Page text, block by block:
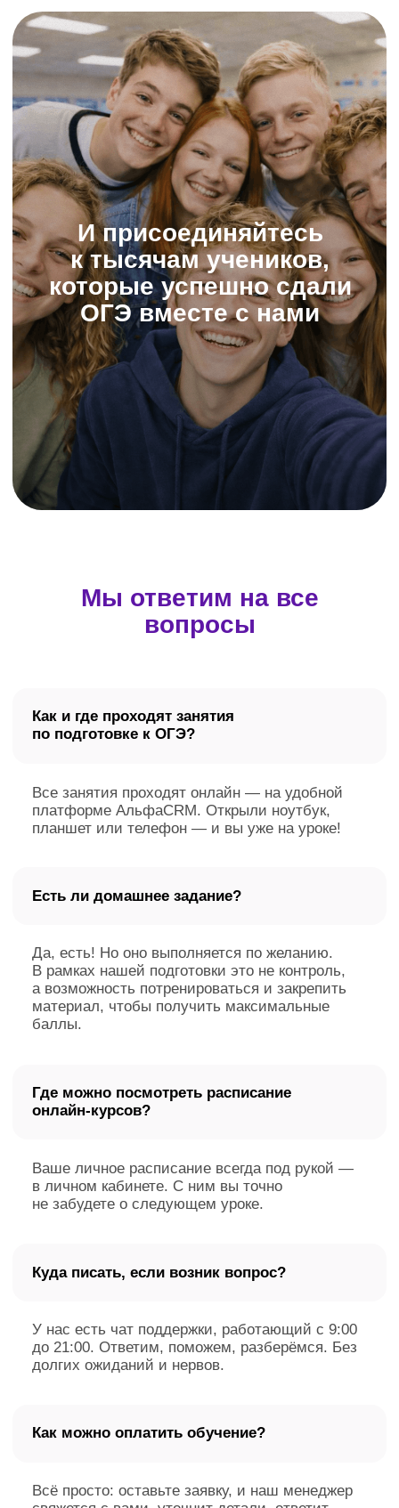
© ИнтернетУрок, 2009−2025
© ООО «ИНТЕРДА» ИНН 7 715
706 679, 2014−2025
Интерактивная платформа «Домашняя Школа
„ИнтернетУрок“» внесена в реестр российских программ для
электронных вычислительных машин и баз данных(запись №
14 133 от 01.07.2022 г.)
Для повышения удобства работы с сайтом мы используем
файлы cookie и веб-аналитику. Оставаясь на сайте,
вы соглашаетесь на обработку таких данных.
Соглашение о пользовании сайтом
Политика в отношении обработки персональных данных
Сведения об образовательной организации
Условия акций
Оферта
Условия по банковской рассрочке